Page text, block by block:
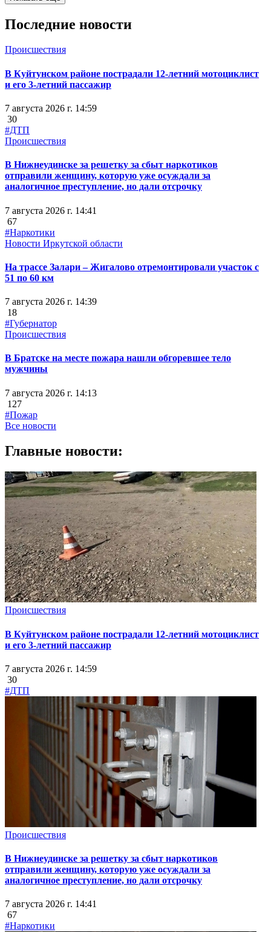
Последние новости
Происшествия
В Куйтунском районе пострадали 12-летний мотоциклист
и его 3-летний пассажир
7 августа 2026 г. 14:59
30
#ДТП
Происшествия
В Нижнеудинске за решетку за сбыт наркотиков
отправили женщину, которую уже осуждали за
аналогичное преступление, но дали отсрочку
7 августа 2026 г. 14:41
67
#Наркотики
Новости Иркутской области
На трассе Залари – Жигалово отремонтировали участок с
51 по 60 км
7 августа 2026 г. 14:39
18
#Губернатор
Происшествия
В Братске на месте пожара нашли обгоревшее тело
мужчины
7 августа 2026 г. 14:13
127
#Пожар
Все новости
Главные новости:
Происшествия
В Куйтунском районе пострадали 12-летний мотоциклист
и его 3-летний пассажир
7 августа 2026 г. 14:59
30
#ДТП
Происшествия
В Нижнеудинске за решетку за сбыт наркотиков
отправили женщину, которую уже осуждали за
аналогичное преступление, но дали отсрочку
7 августа 2026 г. 14:41
67
#Наркотики